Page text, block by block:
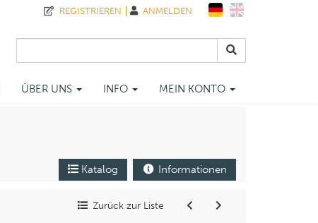
ÜBER UNS INFO MEIN KONTO
REGISTRIEREN ANMELDEN
Katalog Informationen
Zurück zur Liste